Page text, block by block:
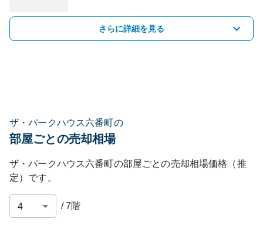
さらに詳細を見る
ザ・パークハウス六番町の
部屋ごとの売却相場
ザ・パークハウス六番町の部屋ごとの売却相場価格（推
定）です。
/7階